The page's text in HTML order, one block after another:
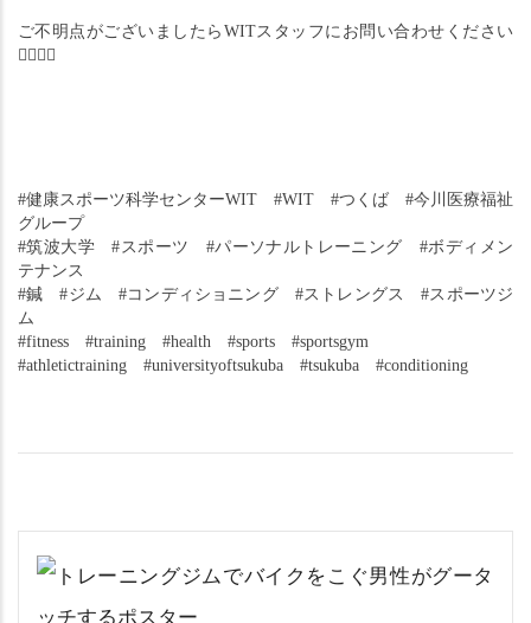
ご不明点がございましたらWITスタッフにお問い合わせください
🙇‍♂️🙇‍♀️
#健康スポーツ科学センターWIT　#WIT　#つくば　#今川医療福祉
グループ
#筑波大学　#スポーツ　#パーソナルトレーニング　#ボディメン
テナンス
#鍼　#ジム　#コンディショニング　#ストレングス　#スポーツジ
ム
#fitness　#training　#health　#sports　#sportsgym
#athletictraining　#universityoftsukuba　#tsukuba　#conditioning